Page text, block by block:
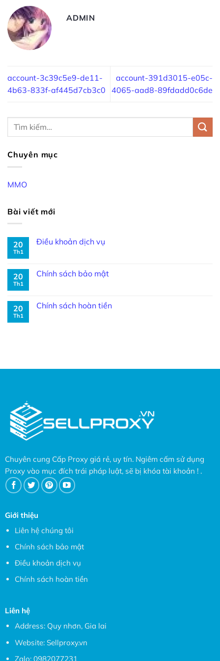
ADMIN
account-3c39c5e9-de11-
4b63-833f-af445d7cb3c0
account-391d3015-e05c-
4065-aad8-89fdadd0c6de
Chuyên mục
MMO
Bài viết mới
20
Th1
Điều khoản dịch vụ
20
Th1
Chính sách bảo mật
20
Th1
Chính sách hoàn tiền
Chuyên cung Cấp Proxy giá rẻ, uy tín. Ngiêm cấm sử dụng
Proxy vào mục đích trái pháp luật, sẽ bị khóa tài khoản ! .
Giới thiệu
Liên hệ chúng tôi
Chính sách bảo mật
Điều khoản dịch vụ
Chính sách hoàn tiền
Liên hệ
Address: Quy nhơn, Gia lai
Website: Sellproxy.vn
Zalo: 0982077231